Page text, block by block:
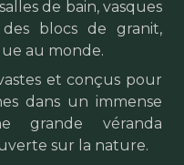
de bain, vasques
blocs de granit,
au monde.
et conçus pour
dans un immense
grande véranda
sur la nature.